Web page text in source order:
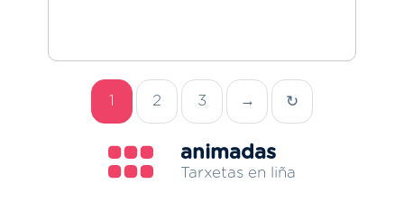
1 2 3 → ↻
animadas
Tarxetas en liña